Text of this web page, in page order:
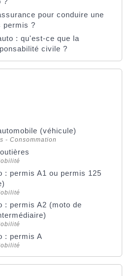
pour conduire une
permis ?
: qu'est-ce que la
civile ?
(véhicule)
- Consommation
: permis A1 ou permis 125
: permis A2 (moto de
: permis A